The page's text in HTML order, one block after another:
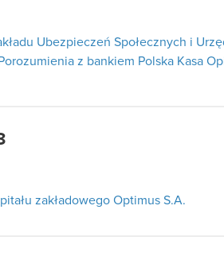
Ubezpieczeń Społecznych i
z bankiem Polska Kasa
zakładowego Optimus S.A.